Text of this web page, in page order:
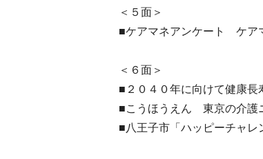
＜５面＞
■ケアマネアンケート ケア
＜６面＞
■２０４０年に向けて健康長
■こうほうえん 東京の介護
■八王子市「ハッピーチャ